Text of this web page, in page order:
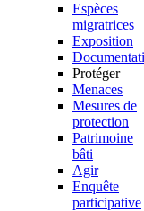
Espèces
migratrices
Exposition
Protéger
Menaces
Mesures de
protection
Patrimoine
bâti
Agir
Enquête
participative